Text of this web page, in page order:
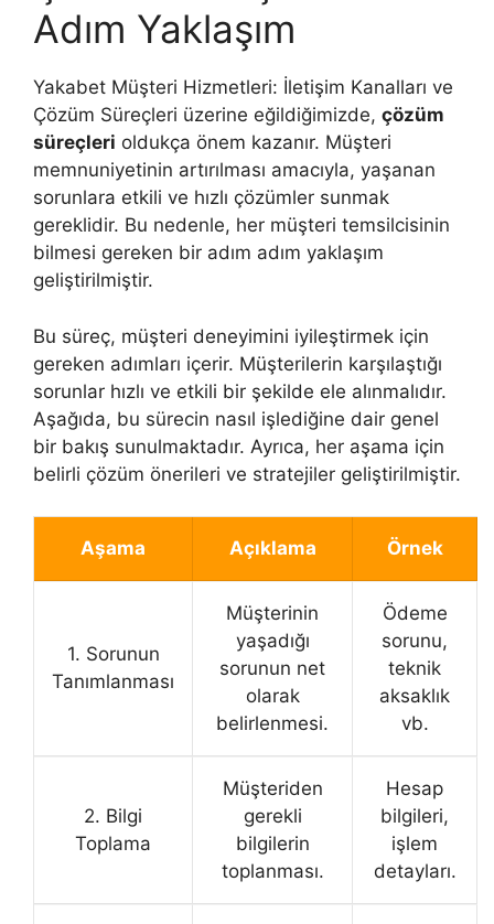
Adım Yaklaşım
Yakabet Müşteri Hizmetleri: İletişim Kanalları ve
Çözüm Süreçleri üzerine eğildiğimizde, çözüm
süreçleri oldukça önem kazanır. Müşteri
memnuniyetinin artırılması amacıyla, yaşanan
sorunlara etkili ve hızlı çözümler sunmak
gereklidir. Bu nedenle, her müşteri temsilcisinin
bilmesi gereken bir adım adım yaklaşım
geliştirilmiştir.
Bu süreç, müşteri deneyimini iyileştirmek için
gereken adımları içerir. Müşterilerin karşılaştığı
sorunlar hızlı ve etkili bir şekilde ele alınmalıdır.
Aşağıda, bu sürecin nasıl işlediğine dair genel
bir bakış sunulmaktadır. Ayrıca, her aşama için
belirli çözüm önerileri ve stratejiler geliştirilmiştir.
Aşama Açıklama Örnek
1. Sorunun
Tanımlanması
Müşterinin
yaşadığı
sorunun net
olarak
belirlenmesi.
Ödeme
sorunu,
teknik
aksaklık
vb.
2. Bilgi
Toplama
Müşteriden
gerekli
bilgilerin
toplanması.
Hesap
bilgileri,
işlem
detayları.